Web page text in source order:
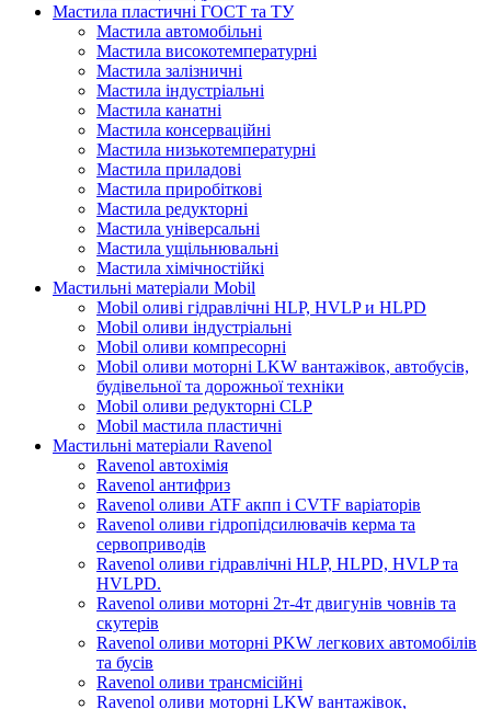
Мастила пластичні ГОСТ та ТУ
Мастила автомобільні
Мастила високотемпературні
Мастила залізничні
Мастила індустріальні
Мастила канатні
Мастила консерваційні
Мастила низькотемпературні
Мастила приладові
Мастила приробіткові
Мастила редукторні
Мастила універсальні
Мастила ущільнювальні
Мастила хімічностійкі
Мастильні матеріали Mobil
Mobil оливі гідравлічні HLP, HVLP и HLPD
Mobil оливи індустріальні
Mobil оливи компресорні
Mobil оливи моторні LKW вантажівок, автобусів,
будівельної та дорожньої техніки
Mobil оливи редукторні CLP
Mobil мастила пластичні
Мастильні матеріали Ravenol
Ravenol автохімія
Ravenol антифриз
Ravenol оливи ATF акпп і CVTF варіаторів
Ravenol оливи гідропідсилювачів керма та
сервоприводів
Ravenol оливи гідравлічні HLP, HLPD, HVLP та
HVLPD.
Ravenol оливи моторні 2т-4т двигунів човнів та
скутерів
Ravenol оливи моторні PKW легкових автомобілів
та бусів
Ravenol оливи трансмісійні
Ravenol оливи моторні LKW вантажівок,